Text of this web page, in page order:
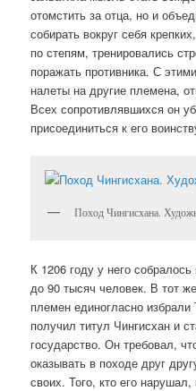
отомстить за отца, но и
собирать вокруг себя
по степям, тренировались
поражать противника. С
налеты на другие племена,
Всех сопротивлявшихся он
присоединиться к его
Поход Чингисхана.
К 1206 году у него
до 90 тысяч человек. В тот
племен единогласно
получил титул Чингисхан и
государство. Он требовал,
оказывать в походе друг
своих. Того, кто его нарушал,